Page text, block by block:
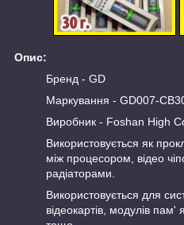
Опис:
Бренд - GD
Маркування - GD007-
Виробник - Foshan High
Використовується як
між процесором, відео
радіаторами.
Використовується для
відеокартів, модулів пам'